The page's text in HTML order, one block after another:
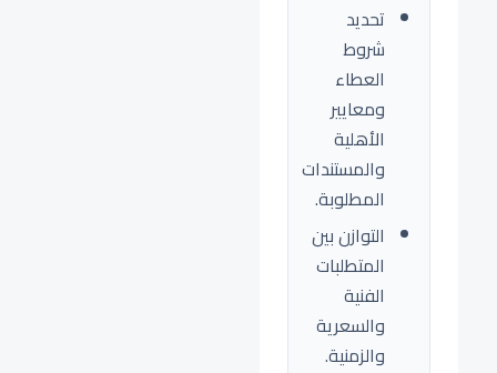
تحديد
شروط
العطاء
ومعايير
الأهلية
والمستندات
المطلوبة.
التوازن بين
المتطلبات
الفنية
والسعرية
والزمنية.